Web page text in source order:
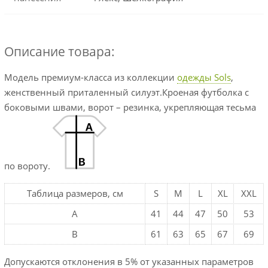
Описание товара:
Модель премиум-класса из коллекции одежды Sols,
женственный приталенный силуэт.Кроеная футболка с
боковыми швами, ворот – резинка, укрепляющая тесьма
по вороту.
Таблица размеров, см S M L XL
XXL
A
41 44 47 50
53
B
61 63 65 67 69
Допускаются отклонения в 5% от указанных параметров